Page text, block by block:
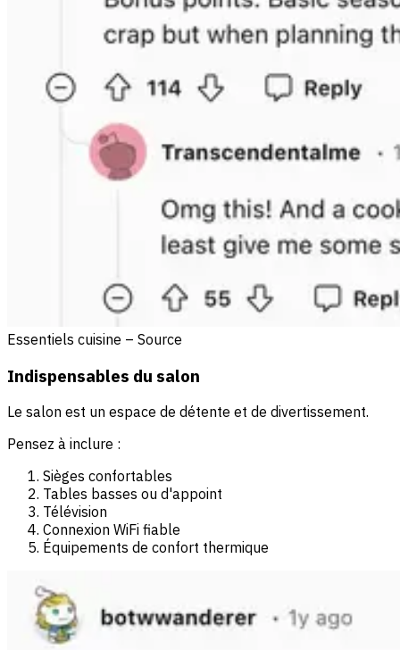
Essentiels cuisine – Source
Indispensables du salon
Le salon est un espace de détente et de divertissement.
Pensez à inclure :
Sièges confortables
Tables basses ou d'appoint
Télévision
Connexion WiFi fiable
Équipements de confort thermique